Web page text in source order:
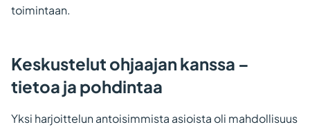
toimintaan.
Keskustelut ohjaajan kanssa –
tietoa ja pohdintaa
Yksi harjoittelun antoisimmista asioista oli mahdollisuus